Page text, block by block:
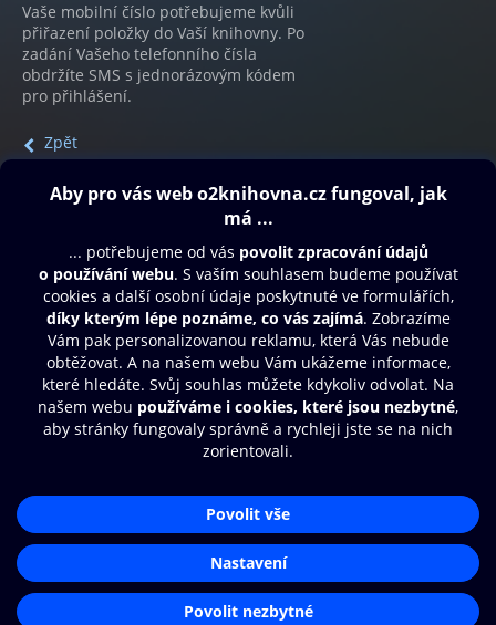
Vaše mobilní číslo potřebujeme kvůli
přiřazení položky do Vaší knihovny. Po
zadání Vašeho telefonního čísla
obdržíte SMS s jednorázovým kódem
pro přihlášení.
Zpět
Obsah ke stažení
Moje O2 Knihovna
Další zábava
© O2 Czech Republic a.s.
Přístupnost
Zásady zpracování osobních údajů
Nastavení cookies
Aplikace O2 Knihovna
Čti a poslouchej své e-knihy a
audioknihy rychleji a pohodlněji.